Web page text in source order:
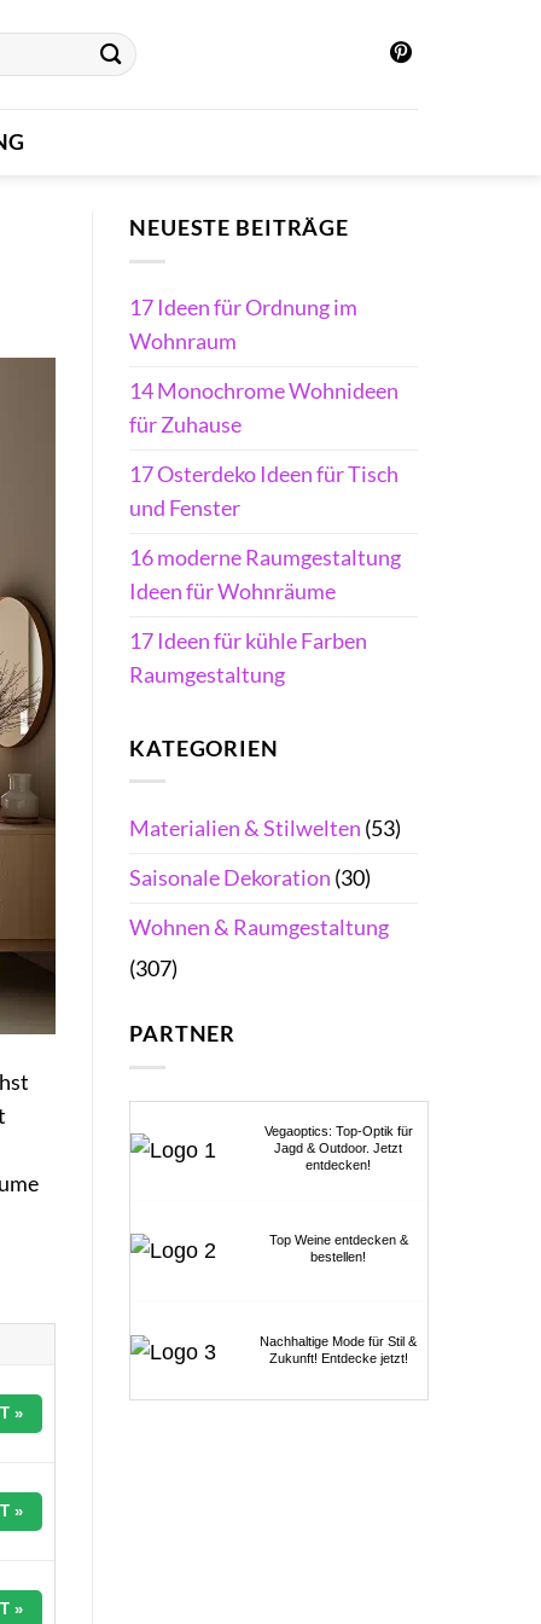
»
»
»
NEUESTE BEITRÄGE
17 Ideen für Ordnung im
Wohnraum
14 Monochrome Wohnideen
für Zuhause
17 Osterdeko Ideen für Tisch
und Fenster
16 moderne Raumgestaltung
Ideen für Wohnräume
17 Ideen für kühle Farben
Raumgestaltung
KATEGORIEN
Materialien & Stilwelten (53)
Saisonale Dekoration (30)
Wohnen & Raumgestaltung
(307)
PARTNER
Vegaoptics: Top-Optik für
Jagd & Outdoor. Jetzt
entdecken!
Top Weine entdecken &
bestellen!
Nachhaltige Mode für Stil &
Zukunft! Entdecke jetzt!